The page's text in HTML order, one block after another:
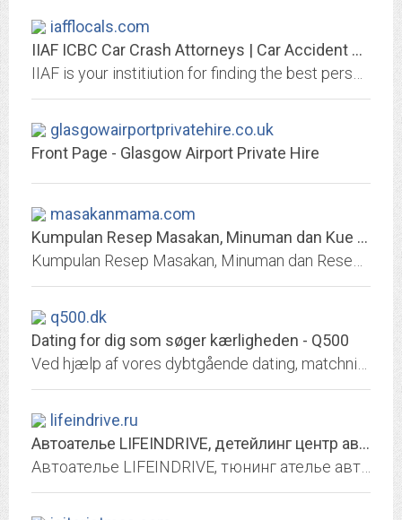
iafflocals.com
IIAF ICBC Car Crash Attorneys | Car Accident & Personal Injury Lawyers
glasgowairportprivatehire.co.uk
Front Page - Glasgow Airport Private Hire
masakanmama.com
Kumpulan Resep Masakan, Minuman dan Kue Paling Enak #dijamin
q500.dk
Dating for dig som søger kærligheden - Q500
lifeindrive.ru
Автоателье LIFEINDRIVE, детейлинг центр автомобилей в Ульяновске